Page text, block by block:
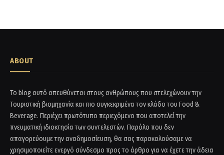
ABOUT
Το blog αυτό απευθύνεται στους ανθρώπους που στελεχώνουν την
Τουριστική βιομηχανία και πιο συγκεκριμένα τον κλάδο του Food &
Beverage. Περιέχει πρωτότυπο περιεχόμενο που αποτελεί την
πνευματική ιδιοκτησία των συντελεστών. Παρόλο που δεν
απαγορεύουμε την αναδημοσίευση, θα σας παρακαλούσαμε να
χρησιμοποιείτε ενεργό σύνδεσμο προς το άρθρο για να έχετε την άδεια